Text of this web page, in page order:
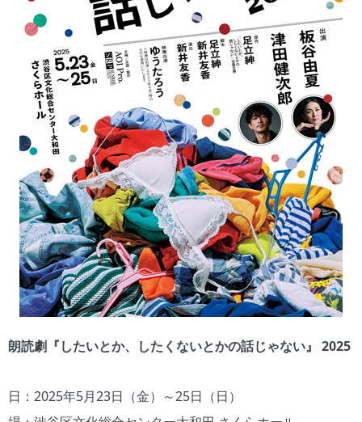
朗読劇『したいとか、したくないとかの話じゃない』 2025
日：2025年5月23日（金）～25日（日）